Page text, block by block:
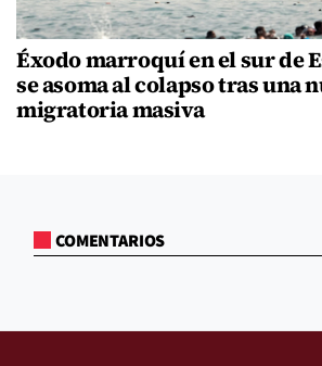
Éxodo marroquí en el sur de
se asoma al colapso tras una
migratoria masiva
COMENTARIOS